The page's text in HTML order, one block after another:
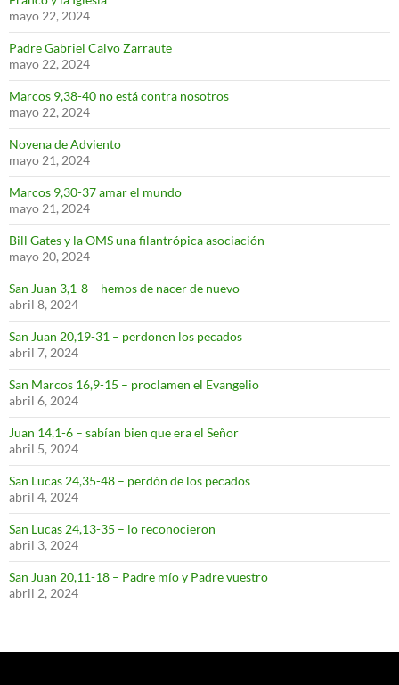
mayo 22, 2024
Padre Gabriel Calvo Zarraute
mayo 22, 2024
Marcos 9,38-40 no está contra nosotros
mayo 22, 2024
Novena de Adviento
mayo 21, 2024
Marcos 9,30-37 amar el mundo
mayo 21, 2024
Bill Gates y la OMS una filantrópica asociación
mayo 20, 2024
San Juan 3,1-8 – hemos de nacer de nuevo
abril 8, 2024
San Juan 20,19-31 – perdonen los pecados
abril 7, 2024
San Marcos 16,9-15 – proclamen el Evangelio
abril 6, 2024
Juan 14,1-6 – sabían bien que era el Señor
abril 5, 2024
San Lucas 24,35-48 – perdón de los pecados
abril 4, 2024
San Lucas 24,13-35 – lo reconocieron
abril 3, 2024
San Juan 20,11-18 – Padre mío y Padre vuestro
abril 2, 2024